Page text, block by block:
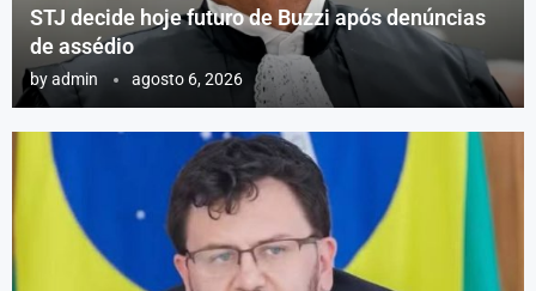
STJ decide hoje futuro de Buzzi após denúncias
de assédio
byadmin agosto 6, 2026